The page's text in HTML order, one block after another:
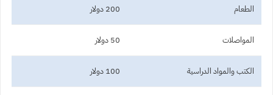
الطعام 200 دولار
المواصلات 50 دولار
الكتب والمواد الدراسية 100 دولار